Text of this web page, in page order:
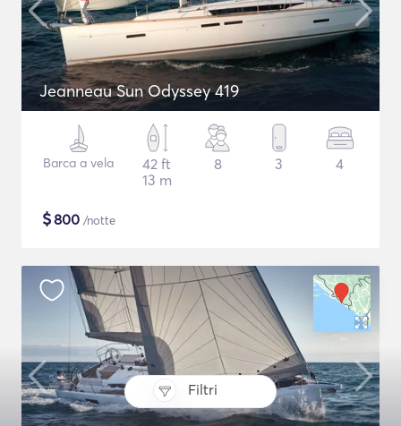
Filtri
Jeanneau Sun Odyssey 419
Barca a vela
42 ft
13 m
8 3 4
$800 /notte